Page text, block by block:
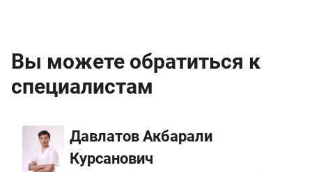
Вы можете обратиться к
специалистам
Давлатов Акбарали
Курсанович